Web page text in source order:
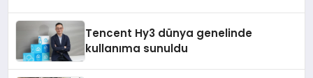
Tencent Hy3 dünya genelinde
kullanıma sunuldu